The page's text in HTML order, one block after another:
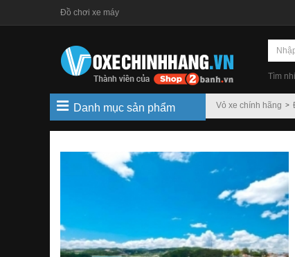
Đồ chơi xe máy
Tìm
Vỏ xe chính hãng
Danh mục sản phẩm